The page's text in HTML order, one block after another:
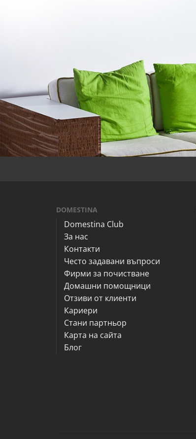
DOMESTINA
Domestina Club
За нас
Контакти
Често задавани въпроси
Фирми за почистване
Домашни помощници
Отзиви от клиенти
Кариери
Стани партньор
Карта на сайта
Блог